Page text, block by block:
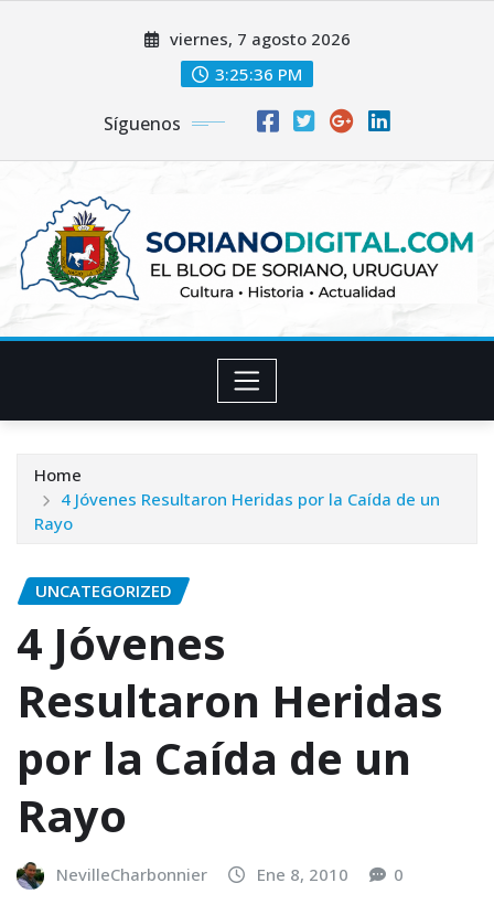
viernes, 7 agosto 2026
3:25:37 PM
Síguenos
Home
4 Jóvenes Resultaron Heridas por la Caída de un
Rayo
UNCATEGORIZED
4 Jóvenes
Resultaron Heridas
por la Caída de un
Rayo
NevilleCharbonnier Ene 8, 2010 0